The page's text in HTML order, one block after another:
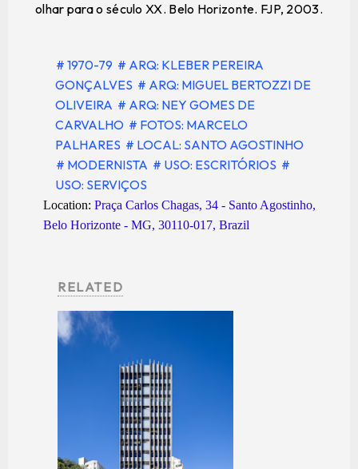
olhar para o século XX. Belo Horizonte. FJP, 2003.
# 1970-79 # ARQ: KLEBER PEREIRA
GONÇALVES # ARQ: MIGUEL BERTOZZI DE
OLIVEIRA # ARQ: NEY GOMES DE
CARVALHO # FOTOS: MARCELO
PALHARES # LOCAL: SANTO AGOSTINHO
# MODERNISTA # USO: ESCRITÓRIOS #
USO: SERVIÇOS
Location: Praça Carlos Chagas, 34 - Santo Agostinho,
Belo Horizonte - MG, 30110-017, Brazil
RELATED